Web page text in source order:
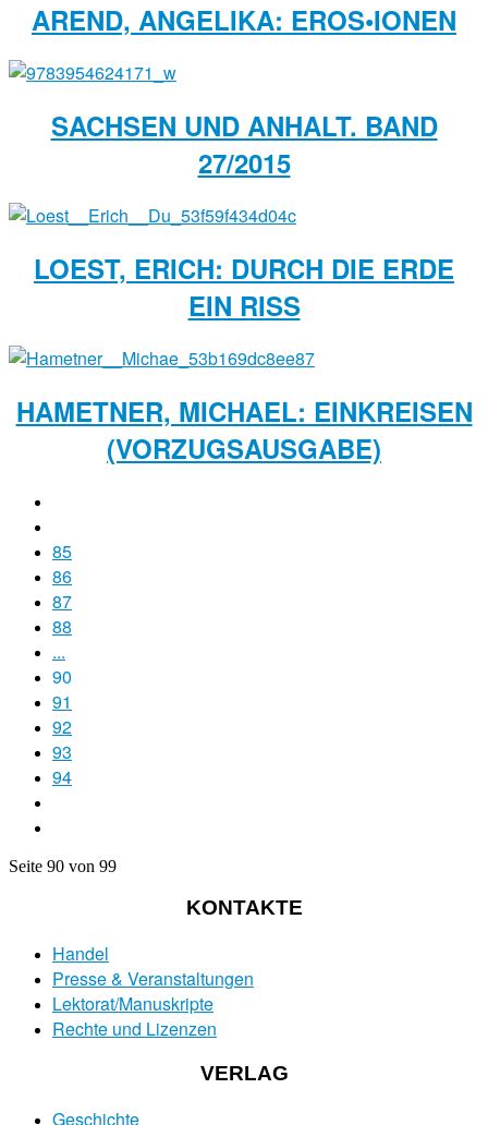
AREND, ANGELIKA: EROS•IONEN
SACHSEN UND ANHALT. BAND
27/2015
LOEST, ERICH: DURCH DIE ERDE
EIN RISS
HAMETNER, MICHAEL: EINKREISEN
(VORZUGSAUSGABE)
85
86
87
88
...
90
91
92
93
94
Seite 90 von 99
KONTAKTE
Handel
Presse & Veranstaltungen
Lektorat/Manuskripte
Rechte und Lizenzen
VERLAG
Geschichte